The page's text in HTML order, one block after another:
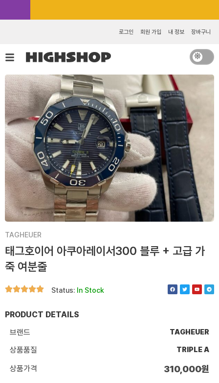
건
너
뛰
기
로그인 회원 가입 내 정보 장바구니
TAGHEUER
태그호이어 아쿠아레이서300 블루 + 고급 가
죽 여분줄
Status: In Stock
F
a
c
T
w
i
Y
o
u
T
e
l
PRODUCT DETAILS
브랜드
TAGHEUER
상품품질 TRIPLE A
상품가격 310,000원